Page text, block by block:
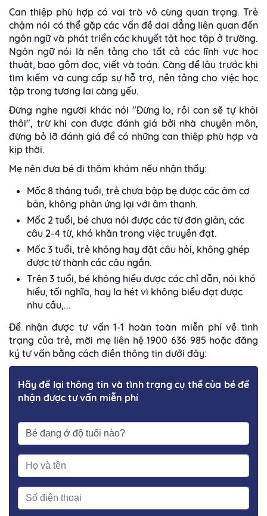
Can thiệp phù hợp có vai trò vô cùng quan trọng. Trẻ
chậm nói có thể gặp các vấn đề dai dẳng liên quan đến
ngôn ngữ và phát triển các khuyết tật học tập ở trường.
Ngôn ngữ nói là nền tảng cho tất cả các lĩnh vực học
thuật, bao gồm đọc, viết và toán. Càng để lâu trước khi
tìm kiếm và cung cấp sự hỗ trợ, nền tảng cho việc học
tập trong tương lai càng yếu.
Đừng nghe người khác nói "Đừng lo, rồi con sẽ tự khỏi
thôi", trừ khi con được đánh giá bởi nhà chuyên môn,
đừng bỏ lỡ đánh giá để có những can thiệp phù hợp và
kịp thời.
Mẹ nên đưa bé đi thăm khám nếu nhận thấy:
Mốc 8 tháng tuổi, trẻ chưa bập bẹ được các âm cơ
bản, không phản ứng lại với âm thanh.
Mốc 2 tuổi, bé chưa nói được các từ đơn giản, các
câu 2-4 từ, khó khăn trong việc truyền đạt.
Mốc 3 tuổi, trẻ không hay đặt câu hỏi, không ghép
được từ thành các câu ngắn.
Trên 3 tuổi, bé không hiểu được các chỉ dẫn, nói khó
hiểu, tối nghĩa, hay la hét vì không biểu đạt được
nhu cầu,...
Để nhận được tư vấn 1-1 hoàn toàn miễn phí về tình
trạng của trẻ, mời mẹ liên hệ 1900 636 985 hoặc đăng
ký tư vấn bằng cách điền thông tin dưới đây:
Hãy để lại thông tin và tình trạng cụ thể của bé để
nhận được tư vấn miễn phí